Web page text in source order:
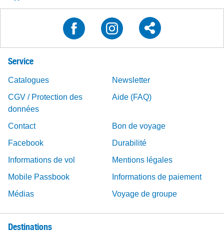
Service
Catalogues
Newsletter
CGV / Protection des
données
Aide (FAQ)
Contact
Bon de voyage
Facebook
Durabilité
Informations de vol
Mentions légales
Mobile Passbook
Informations de paiement
Médias
Voyage de groupe
Destinations